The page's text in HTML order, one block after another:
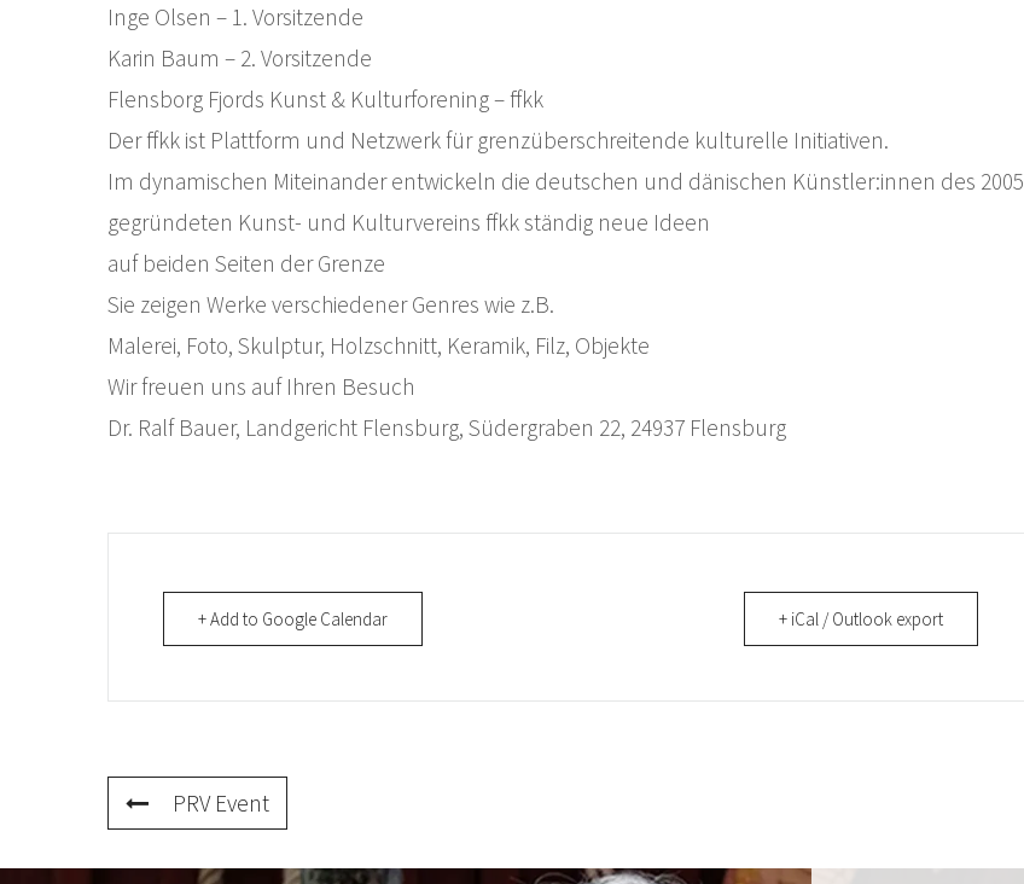
Inge Olsen – 1. Vorsitzende
Karin Baum – 2. Vorsitzende
Flensborg Fjords Kunst & Kulturforening – ffkk
Der ffkk ist Plattform und Netzwerk für grenzüberschreitende kulturelle Initiativen.
Im dynamischen Miteinander entwickeln die deutschen und dänischen Künstler:innen des 2005
gegründeten Kunst- und Kulturvereins ffkk ständig neue Ideen
auf beiden Seiten der Grenze
Sie zeigen Werke verschiedener Genres wie z.B.
Malerei, Foto, Skulptur, Holzschnitt, Keramik, Filz, Objekte
Wir freuen uns auf Ihren Besuch
Dr. Ralf Bauer, Landgericht Flensburg, Südergraben 22, 24937 Flensburg
+ Add to Google Calendar + iCal / Outlook export
PRV Event